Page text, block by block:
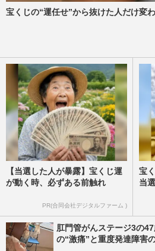
週刊女性PRIME
元AKB48“絶対的
背景にアンチの存
週刊女性PRIME
宝くじの“運任せ”から抜けた人だけ変
【当選した人が暴露】宝くじ運
が動く時、必ずある前触れ
PR(合同会社デジタルファーム )
宝
当
肛門管がんステージ3の
の“激痛”と重度発達障害